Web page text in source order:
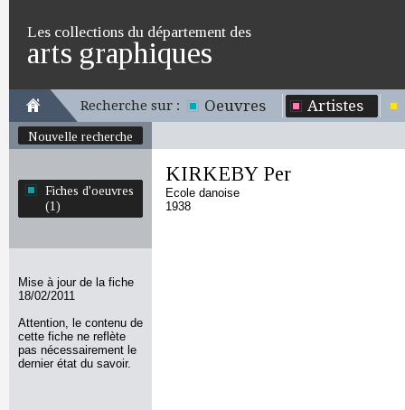
Les collections du département des
arts graphiques
Recherche sur : Oeuvres Artistes
Nouvelle recherche
Fiches d'oeuvres
(1)
Mise à jour de la fiche
18/02/2011
Attention, le contenu de
cette fiche ne reflète
pas nécessairement le
dernier état du savoir.
KIRKEBY Per
Ecole danoise
1938